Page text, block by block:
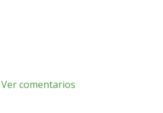
Ver comentarios